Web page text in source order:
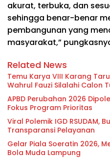
akurat, terbuka, dan
sehingga benar-benar
pembangunan yang
masyarakat,”
Related News
Temu Karya VIII Karang
Wahrul Fauzi Silalahi Calon
APBD Perubahan 2026
Fokus Program Prioritas
Viral Polemik IGD RSUDAM,
Transparansi Pelayanan
Gelar Piala Soeratin 2026,
Bola Muda Lampung